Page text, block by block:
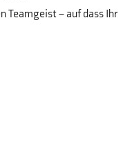
Teamgeist – auf dass Ihr